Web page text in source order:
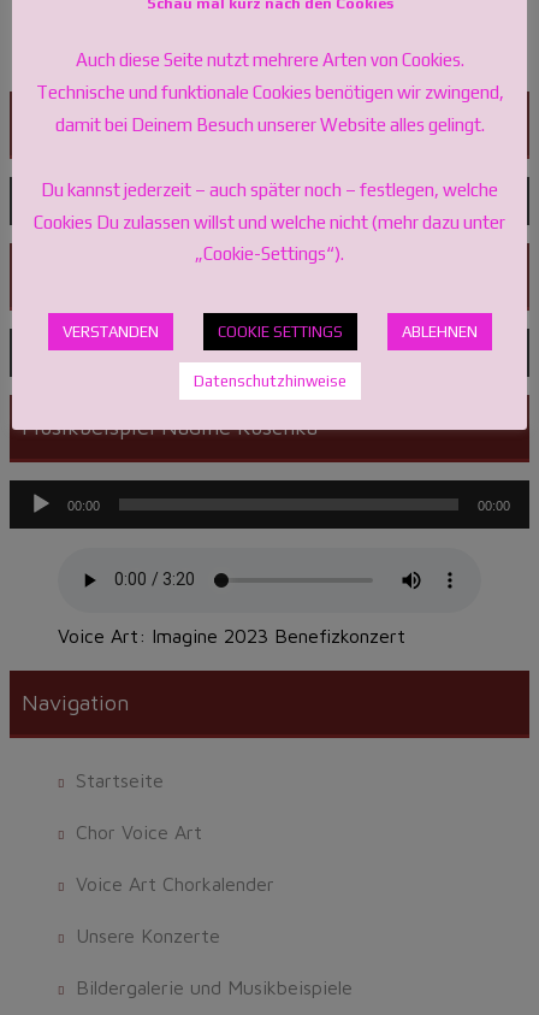
Musikbeispiel 1 Voice Art
Audio-
Player
Audio-
Player
00:00 00:00
Musikbeispiel Nadine Kuschka
Audio-
Player
00:00 00:00
Voice Art: Imagine 2023 Benefizkonzert
Navigation
Startseite
Chor Voice Art
Voice Art Chorkalender
Unsere Konzerte
Bildergalerie und Musikbeispiele
Auch diese Seite nutzt mehrere Arten von Cookies.
Technische und funktionale Cookies benötigen wir zwingend,
damit bei Deinem Besuch unserer Website alles gelingt.
Du kannst jederzeit – auch später noch – festlegen, welche
Cookies Du zulassen willst und welche nicht (mehr dazu unter
„Cookie-Settings“).
VERSTANDEN COOKIE SETTINGS ABLEHNEN
Datenschutzhinweise